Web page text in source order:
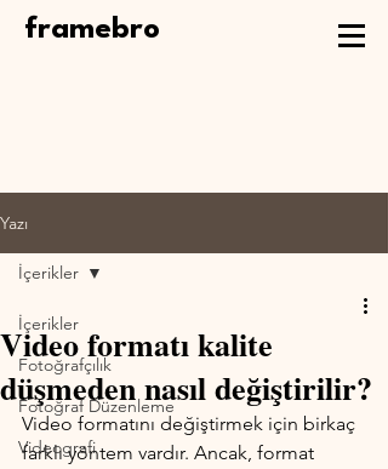
framebro
Yazı
İçerikler
Fotoğrafçılık
Fotoğraf Düzenleme
Videografi
İçerikler
Video formatı kalite
düşmeden nasıl değiştirilir?
Video formatını değiştirmek için birkaç
farklı yöntem vardır. Ancak, format